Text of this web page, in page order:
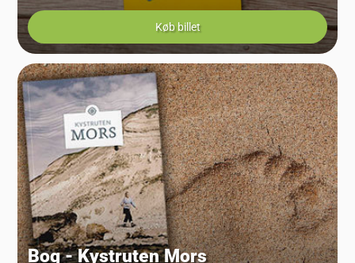
Køb billet
Bog - Kystruten Mors